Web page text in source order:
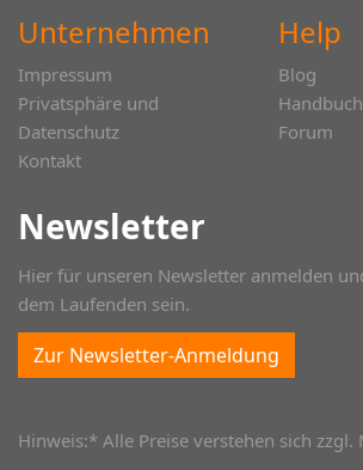
Unternehmen
Impressum
Privatsphäre und
Datenschutz
Kontakt
Help
Blog
Handbuch
Forum
Newsletter
Hier für unseren Newsletter anmelden
dem Laufenden sein.
Zur Newsletter-Anmeldung
Hinweis:* Alle Preise verstehen sich